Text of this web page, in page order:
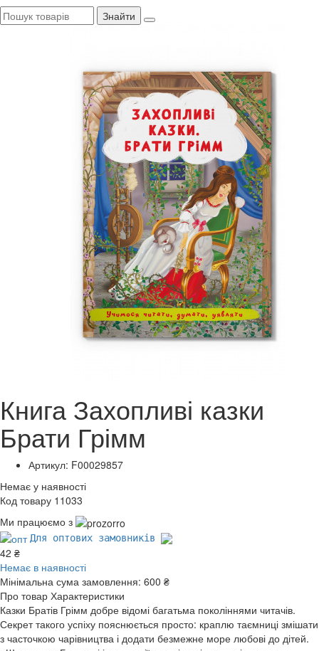
Знайти
Книга Захопливі казки
Брати Грімм
Артикул: F00029857
Немає у наявності
Код товару 11033
Ми працюємо з
Для оптових замовників
42 ₴
Немає в наявності
Мінімальна сума замовлення: 600 ₴
Про товар Характеристики
Казки Братів Грімм добре відомі багатьма поколіннями читачів.
Секрет такого успіху пояснюється просто: краплю таємниці змішати
з часточкою чарівництва і додати безмежне море любові до дітей.